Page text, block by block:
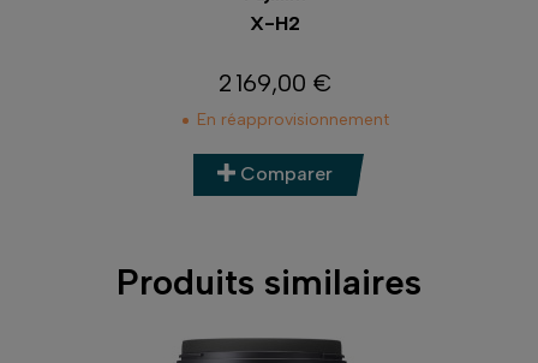
X-H2
Prix
2 169,00 €
En réapprovisionnement
Comparer
Produits similaires